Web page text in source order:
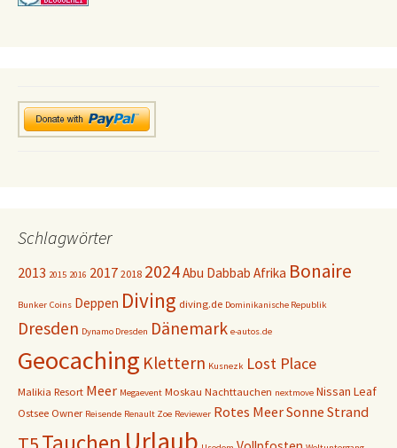
Schlagwörter
2013 2015 2016 2017 2018 2024Abu Dabbab Afrika Bonaire
Bunker Coins Deppen Diving diving.de Dominikanische Republik
Dresden Dynamo Dresden Dänemark e-autos.de
Geocaching Klettern Kusnezk Lost Place
Malikia Resort Meer Megaevent Moskau Nachttauchen nextmove Nissan Leaf
Ostsee Owner Reisende Renault Zoe Reviewer Rotes MeerSonne Strand
Urlaub